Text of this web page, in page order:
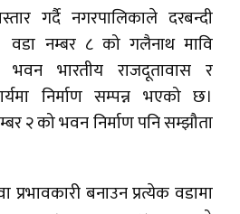
गर्दै नगरपालिकाले दरबन्दी
नम्बर ८ को गलैनाथ मावि
भारतीय राजदूतावास र
निर्माण सम्पन्न भएको छ।
२ को भवन निर्माण पनि सम्झौता
प्रभावकारी बनाउन प्रत्येक वडामा